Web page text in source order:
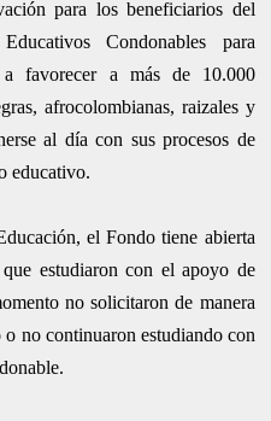
para los beneficiarios del
Condonables para
favorecer a más de 10.000
afrocolombianas, raizales y
al día con sus procesos de
educativo.
el Fondo tiene abierta
que estudiaron con el apoyo de
no solicitaron de manera
no continuaron estudiando con